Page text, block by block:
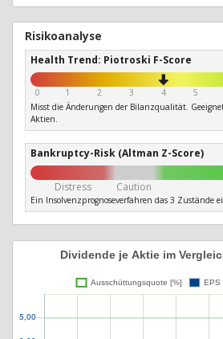
Risikoanalyse
Health Trend: Piotroski F-Score
0 1 2 3 4 5
Misst die Änderungen der Bilanzqualität.
Aktien.
Bankruptcy-Risk (Altman Z-Score)
Distress Caution
Ein Insolvenzprognoseverfahren das 3 Zustände